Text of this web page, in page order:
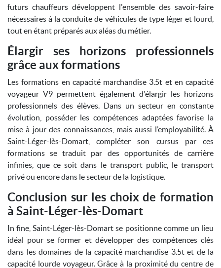
futurs chauffeurs développent l'ensemble des savoir-faire
nécessaires à la conduite de véhicules de type léger et lourd,
tout en étant préparés aux aléas du métier.
Élargir ses horizons professionnels
grâce aux formations
Les formations en capacité marchandise 3.5t et en capacité
voyageur V9 permettent également d'élargir les horizons
professionnels des élèves. Dans un secteur en constante
évolution, posséder les compétences adaptées favorise la
mise à jour des connaissances, mais aussi l’employabilité. À
Saint-Léger-lès-Domart, compléter son cursus par ces
formations se traduit par des opportunités de carrière
infinies, que ce soit dans le transport public, le transport
privé ou encore dans le secteur de la logistique.
Conclusion sur les choix de formation
à Saint-Léger-lès-Domart
In fine, Saint-Léger-lès-Domart se positionne comme un lieu
idéal pour se former et développer des compétences clés
dans les domaines de la capacité marchandise 3.5t et de la
capacité lourde voyageur. Grâce à la proximité du centre de